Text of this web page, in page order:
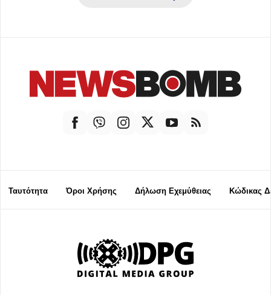
Ταυτότητα Όροι Χρήσης Δήλωση Εχεμύθειας Κώδικας